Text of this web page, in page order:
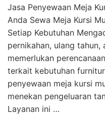
Jasa Penyewaan Meja
Anda Sewa Meja Kursi
Setiap Kebutuhan
pernikahan, ulang tahun,
memerlukan
terkait kebutuhan
penyewaan meja kursi
menekan pengeluaran
Layanan ini …